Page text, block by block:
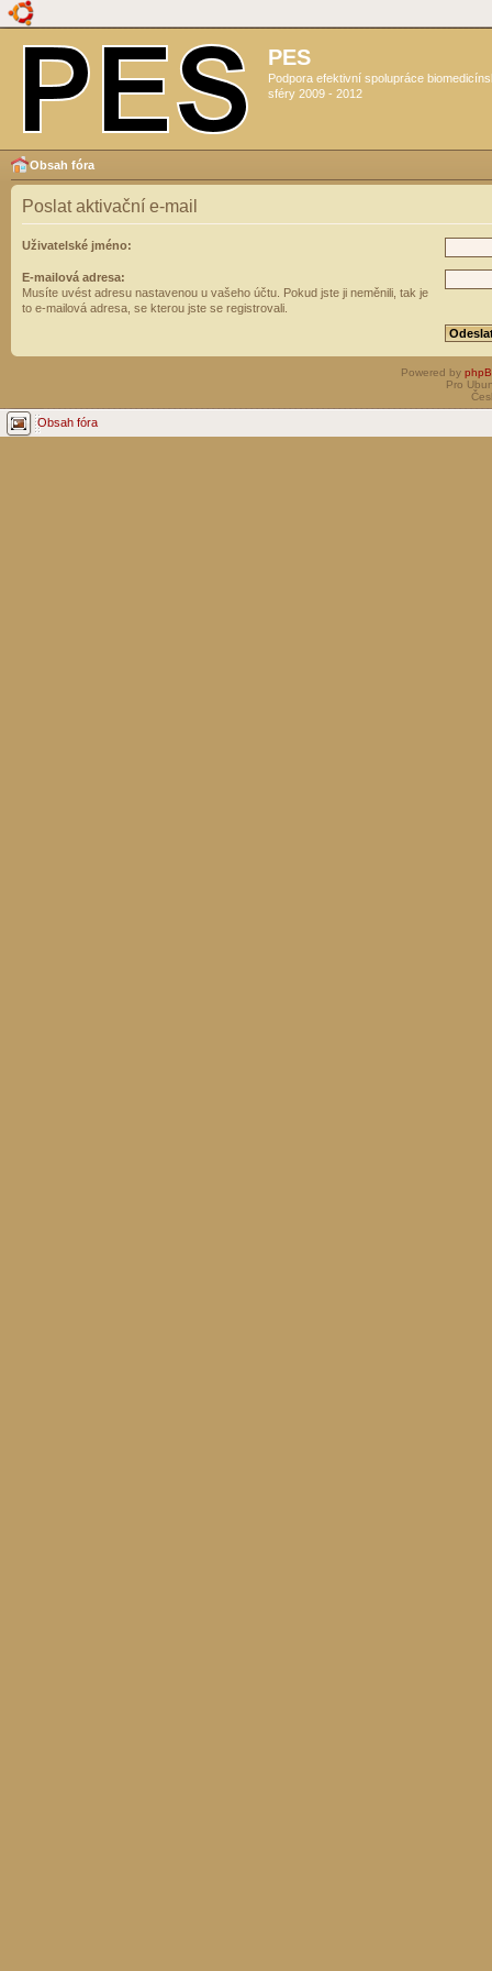
PES
Podpora efektivní spolupráce
sféry 2009 - 2012
Obsah fóra
Poslat aktivační e-mail
Uživatelské jméno:
E-mailová adresa:
Musíte uvést adresu nastavenou u vašeho účtu. Pokud jste ji neměnili, tak je
to e-mailová adresa, se kterou jste se registrovali.
Powered by
Pro
Obsah fóra